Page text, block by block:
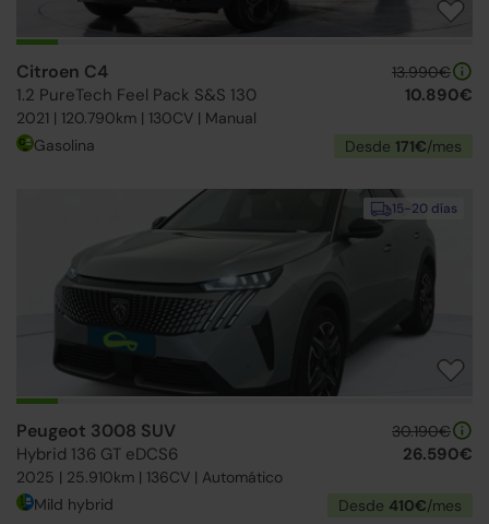
Citroen C4
1.2 PureTech Feel Pack S&S 130
2021 | 120.790km | 130CV | Manual
13.990€
10.890€
Gasolina Desde 171€/mes
15-20 días
Peugeot 3008 SUV
Hybrid 136 GT eDCS6
2025 | 25.910km | 136CV | Automático
30.190€
26.590€
Mild hybrid Desde 410€/mes